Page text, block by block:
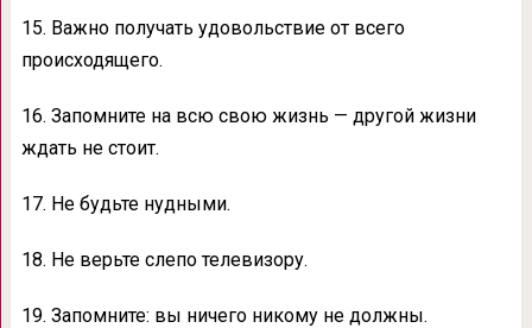
15. Важно получать удовольствие от всего
происходящего.
16. Запомните на всю свою жизнь — другой жизни
ждать не стоит.
17. Не будьте нудными.
18. Не верьте слепо телевизору.
19. Запомните: вы ничего никому не должны.